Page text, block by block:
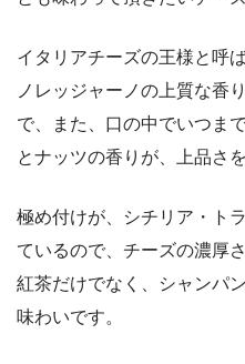
イタリアチーズの王様と呼
ノレッジャーノの上質な香
で、また、口の中でいつま
とナッツの香りが、上品さ
極め付けが、シチリア・ト
ているので、チーズの濃厚
紅茶だけでなく、シャンパ
味わいです。